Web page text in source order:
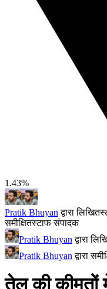
1.43%
Pratik Bhuyan द्वारा लिखित
समीक्षितस्टाफ संपादक
Pratik Bhuyan द्वारा
Pratik Bhuyan द्वारा
तेल की कीमतों